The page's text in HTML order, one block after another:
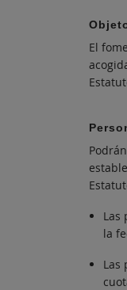
El
Las
la
Las